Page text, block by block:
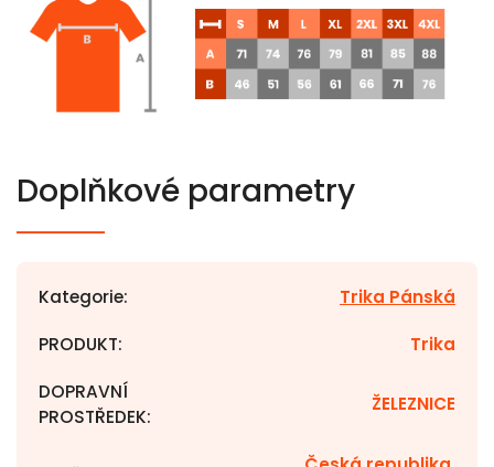
Doplňkové parametry
Kategorie: Trika Pánská
PRODUKT: Trika
DOPRAVNÍ
PROSTŘEDEK:
ŽELEZNICE